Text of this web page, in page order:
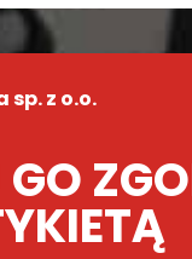
sp. z o.o.